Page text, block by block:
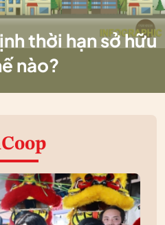
thời hạn sở hữu
nào?